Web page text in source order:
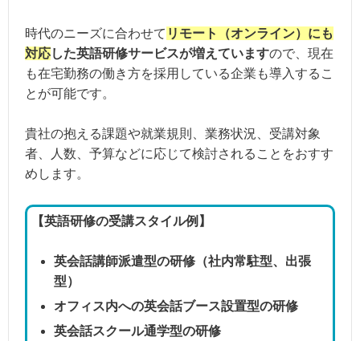
時代のニーズに合わせて リモート（オンライン）にも
対応した英語研修サービスが増えていますので、現在
も在宅勤務の働き方を採用している企業も導入するこ
とが可能です。
貴社の抱える課題や就業規則、業務状況、受講対象
者、人数、予算などに応じて検討されることをおすす
めします。
【英語研修の受講スタイル例】
英会話講師派遣型の研修（社内常駐型、出張
型）
オフィス内への英会話ブース設置型の研修
英会話スクール通学型の研修